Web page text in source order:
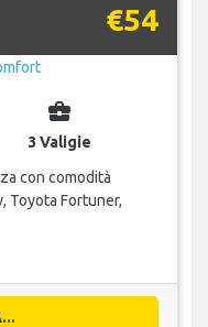
€54
business_center
3 Valigie
con comodità
Toyota Fortuner,